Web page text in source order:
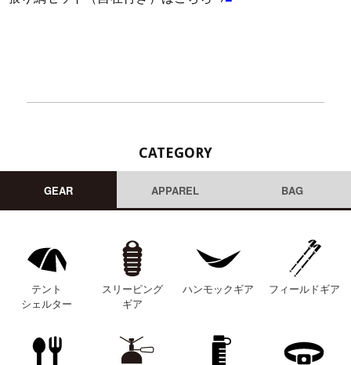
CATEGORY
GEAR APPAREL BAG
テント
シェルター
スリーピング
ギア
ハンモックギア フィールドギア